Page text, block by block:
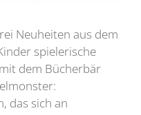
Neuheiten aus dem
spielerische
dem Bücherbär
das sich an